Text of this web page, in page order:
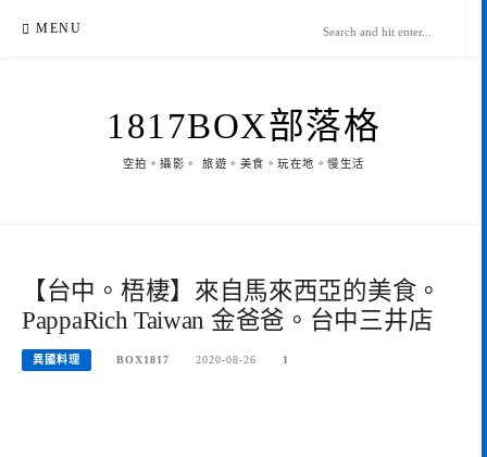
MENU
1817BOX部落格
空拍。攝影。 旅遊。美食。玩在地。慢生活
【台中。梧棲】來自馬來西亞的美食。
PappaRich Taiwan 金爸爸。台中三井店
異國料理 BOX1817 2020-08-26 1